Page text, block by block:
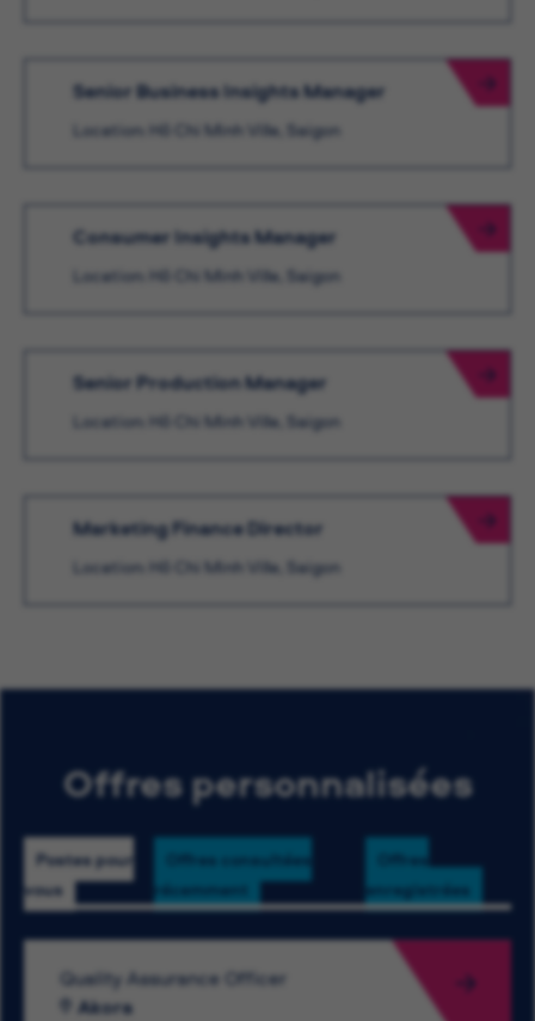
Senior Business Insights Manager
Location: Hô Chi Minh Ville, Saigon
Consumer Insights Manager
Location: Hô Chi Minh Ville, Saigon
Senior Production Manager
Location: Hô Chi Minh Ville, Saigon
Marketing Finance Director
Location: Hô Chi Minh Ville, Saigon
Offres personnalisées
Postes pour
vous
Offres consultées
récemment
Offres
enregistrées
Quality Assurance Officer
Akora